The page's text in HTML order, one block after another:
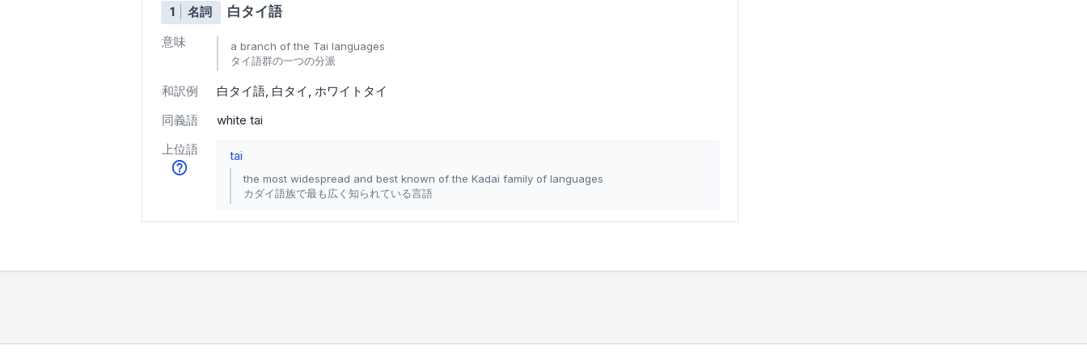
1 名詞 白タイ語
意味
a branch of the Tai languages
タイ語群の一つの分派
和訳例 白タイ語 白タイ ホワイトタイ
同義語
white tai
上位語
tai
the most widespread and best known of the Kadai family of languages
カダイ語族で最も広く知られている言語